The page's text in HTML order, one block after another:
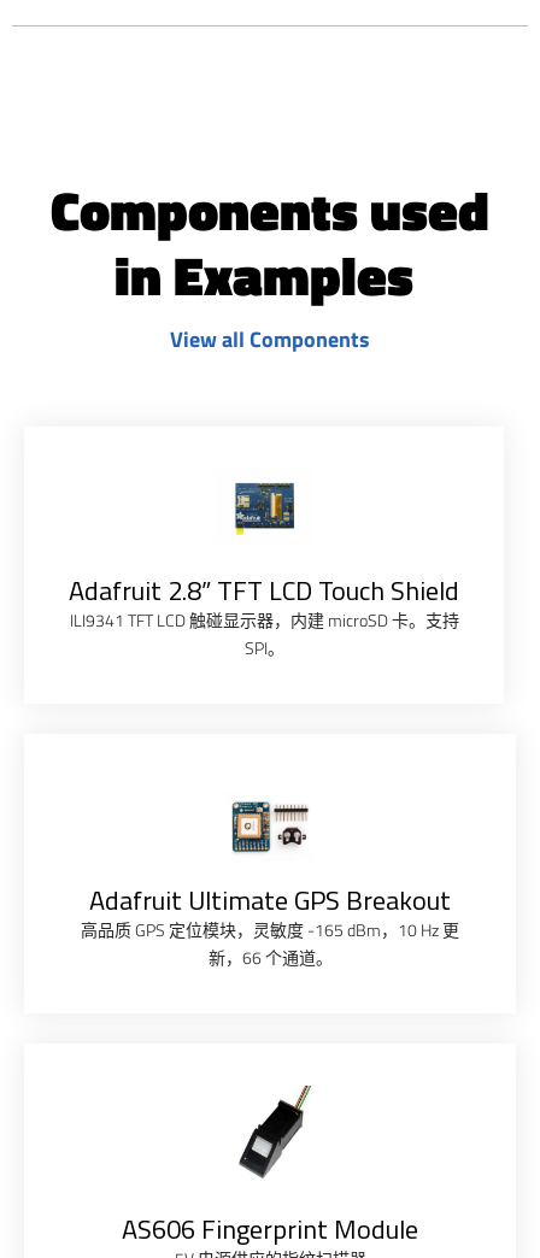
Components used
in Examples ​
View all Components
Adafruit 2.8” TFT LCD Touch Shield
ILI9341 TFT LCD 触碰显示器，内建 microSD 卡。支持
SPI。
Adafruit Ultimate GPS Breakout
高品质 GPS 定位模块，灵敏度 -165 dBm，10 Hz 更
新，66 个通道。
AS606 Fingerprint Module